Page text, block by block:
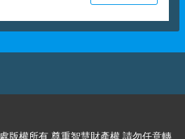
版權所有 尊重智慧財產權 請勿任意轉